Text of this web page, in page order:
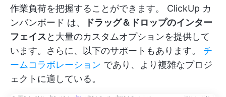
作業負荷を把握することができます。 ClickUp カ
ンバンボード は、
ドラッグ＆ドロップのインター
フェイスと大量のカスタムオプションを提供して
います。さらに、以下のサポートもあります。 チ
ームコラボレーション であり、より複雑なプロジ
ェクトに適している。